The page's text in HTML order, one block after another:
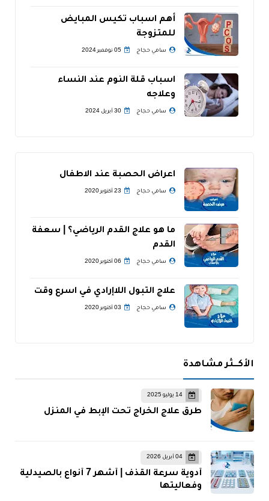
أهم اسباب تكيس المبايض
للمتزوجة
سامي حجاج 05 نوفمبر 2024
اسباب قلة النوم عند النساء
وعلاجه
سامي حجاج 30 أبريل 2024
اعراض الحصبة عند الاطفال
سامي حجاج 23 أكتوبر 2020
ما هو علاج القدم الرياضي؟ | سعفة
القدم
سامي حجاج 06 أكتوبر 2020
علاج التبول اللاإرادي في اسرع وقت
سامي حجاج 03 أكتوبر 2020
الأكــثر مشاهدة
14 يوليو 2025
طرق علاج الخراج تحت الإبط في المنزل
04 أبريل 2026
أدوية سرعة القذف | أشهر 7 أنواع بالصيدلية
وفعاليتها